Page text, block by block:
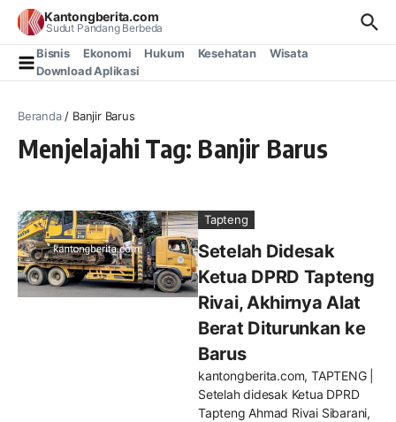
Lewati ke konten
Kantongberita.com
Sudut Pandang Berbeda
Bisnis Ekonomi Hukum Kesehatan
Wisata
Download Aplikasi
Beranda/ Banjir Barus
Menjelajahi Tag: Banjir Barus
Tapteng
Setelah Didesak
Ketua DPRD Tapteng
Rivai, Akhirnya Alat
Berat Diturunkan ke
Barus
kantongberita.com, TAPTENG |
Setelah didesak Ketua DPRD
Tapteng Ahmad Rivai Sibarani,